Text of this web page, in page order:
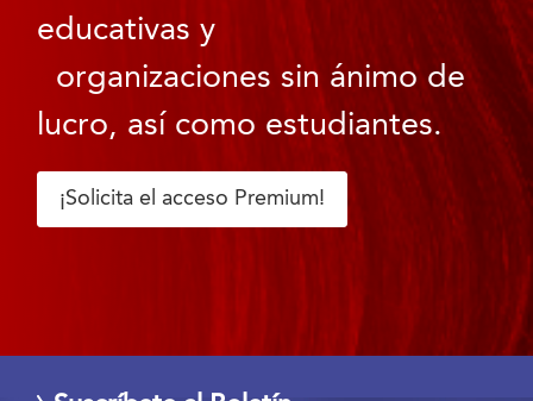
educativas y
organizaciones sin ánimo de
lucro, así como estudiantes.
¡Solicita el acceso Premium!